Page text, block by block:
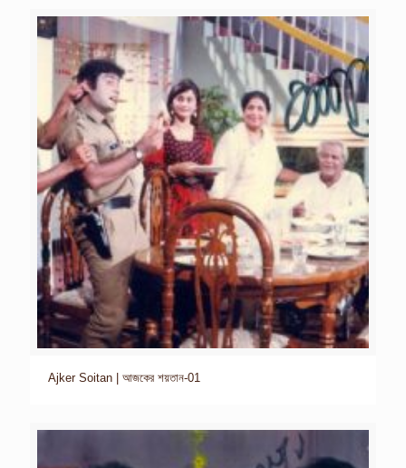
Ajker Soitan | আজকের শয়তান-01